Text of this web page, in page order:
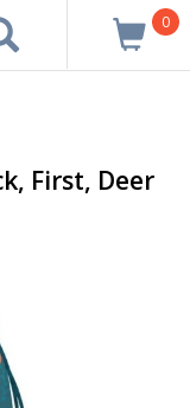
0
First, Deer